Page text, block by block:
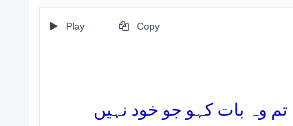
Play Copy
تم وہ بات کہو جو خود نہیں